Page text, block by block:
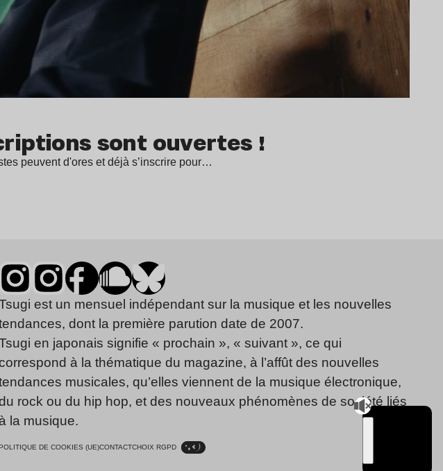
sont ouvertes !
peuvent d'ores et déjà s’inscrire pour…
est un mensuel indépendant sur la musique et les nouvelles
dont la première parution date de 2007.
en japonais signifie « prochain », « suivant », ce qui
à la thématique du magazine, à l’affût des nouvelles
musicales, qu’elles viennent de la musique électronique,
rock ou du hip hop, et des nouveaux phénomènes de société liés
à la musique.
DE COOKIES (UE)CONTACTCHOIX RGPD